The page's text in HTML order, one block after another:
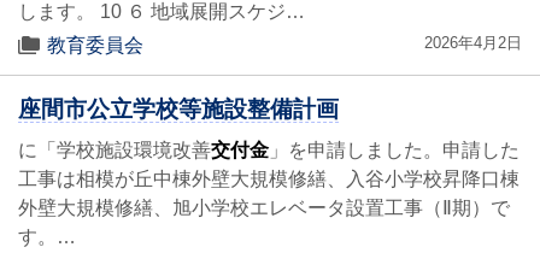
します。 10 ６ 地域展開スケジ…
教育委員会
2026年4月2日
座間市公立学校等施設整備計画
に「学校施設環境改善交付金 」を申請しました。申請した
工事は相模が丘中棟外壁大規模修繕、入谷小学校昇降口棟
外壁大規模修繕、旭小学校エレベータ設置工事（Ⅱ期）で
す。…